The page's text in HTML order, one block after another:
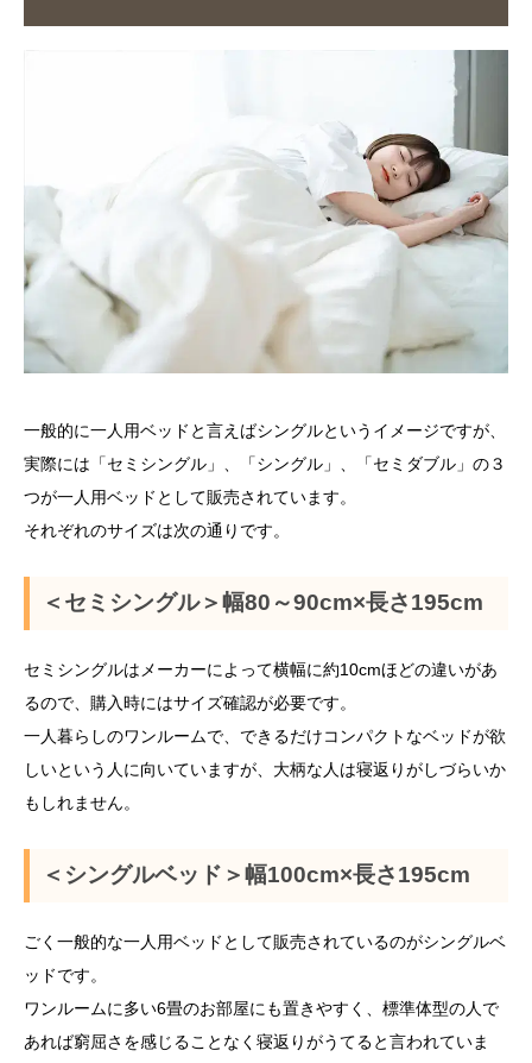
一般的に一人用ベッドと言えばシングルというイメージですが、
実際には「セミシングル」、「シングル」、「セミダブル」の３
つが一人用ベッドとして販売されています。
それぞれのサイズは次の通りです。
＜セミシングル＞幅80～90cm×長さ195cm
セミシングルはメーカーによって横幅に約10cmほどの違いがあ
るので、購入時にはサイズ確認が必要です。
一人暮らしのワンルームで、できるだけコンパクトなベッドが欲
しいという人に向いていますが、大柄な人は寝返りがしづらいか
もしれません。
＜シングルベッド＞幅100cm×長さ195cm
ごく一般的な一人用ベッドとして販売されているのがシングルベ
ッドです。
ワンルームに多い6畳のお部屋にも置きやすく、標準体型の人で
あれば窮屈さを感じることなく寝返りがうてると言われていま